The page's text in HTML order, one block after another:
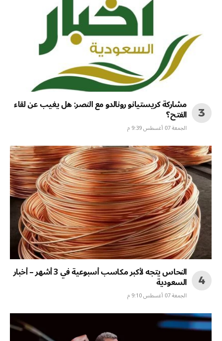
مشاركة كريستيانو رونالدو مع النصر: هل يغيب عن لقاء
الفتح؟
الجمعة 07 أغسطس 9:39 م
النحاس يتجه لأكبر مكاسب أسبوعية في 3 أشهر – أخبار
السعودية
الجمعة 07 أغسطس 9:10 م